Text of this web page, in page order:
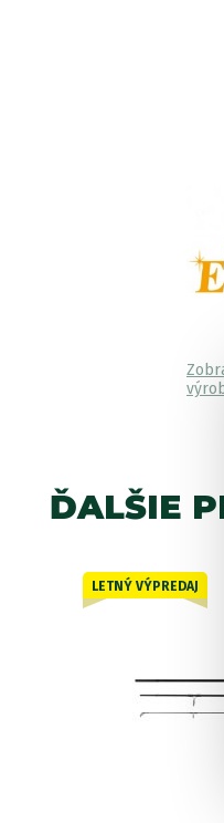
ĎALŠIE
LETNÝ VÝPREDAJ